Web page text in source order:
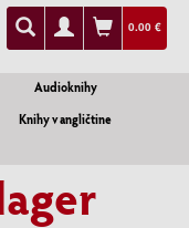
0.00 €
Audioknihy
Knihy v angličtine